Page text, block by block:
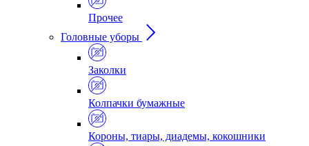
Прочее
Головные уборы
Заколки
Колпачки бумажные
Короны, тиары, диадемы, кокошники